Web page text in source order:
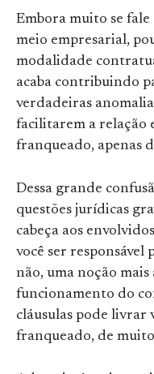
Embora muito se
meio empresarial,
modalidade
acaba contribuindo
verdadeiras
facilitarem a relação
franqueado, apenas
Dessa grande
questões jurídicas
cabeça aos
você ser
não, uma noção
funcionamento do
cláusulas pode livrar
franqueado, de